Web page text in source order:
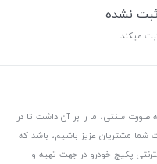
نشده
میکند
صورت سنتی، ما را بر آن داشت تا در
مشتریان عزیز باشیم، باشد که
پکیج خودرو در جهت تهیه و